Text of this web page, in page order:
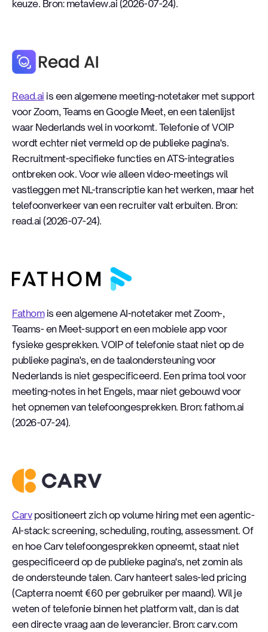
keuze. Bron: metaview.ai (2026-07-24).
Read.ai is een algemene meeting-notetaker met support
voor Zoom, Teams en Google Meet, en een talenlijst
waar Nederlands wel in voorkomt. Telefonie of VOIP
wordt echter niet vermeld op de publieke pagina's.
Recruitment-specifieke functies en ATS-integraties
ontbreken ook. Voor wie alleen video-meetings wil
vastleggen met NL-transcriptie kan het werken, maar het
telefoonverkeer van een recruiter valt erbuiten. Bron:
read.ai (2026-07-24).
Fathomis een algemene AI-notetaker met Zoom-,
Teams- en Meet-support en een mobiele app voor
fysieke gesprekken. VOIP of telefonie staat niet op de
publieke pagina's, en de taalondersteuning voor
Nederlands is niet gespecificeerd. Een prima tool voor
meeting-notes in het Engels, maar niet gebouwd voor
het opnemen van telefoongesprekken. Bron: fathom.ai
(2026-07-24).
Carvpositioneert zich op volume hiring met een agentic-
AI-stack: screening, scheduling, routing, assessment. Of
en hoe Carv telefoongesprekken opneemt, staat niet
gespecificeerd op de publieke pagina's, net zomin als
de ondersteunde talen. Carv hanteert sales-led pricing
(Capterra noemt €60 per gebruiker per maand). Wil je
weten of telefonie binnen het platform valt, dan is dat
een directe vraag aan de leverancier. Bron: carv.com